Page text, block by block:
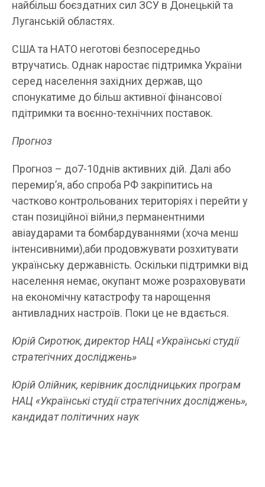
найбільш боєздатних сил ЗСУ в Донецькій та
Луганській областях.
США та НАТО неготові безпосередньо
втручатись. Однак наростає підтримка України
серед населення західних держав, що
спонукатиме до більш активної фінансової
пдітримки та воєнно-технічних поставок.
Прогноз
Прогноз – до7-10днів активних дій. Далі або
перемир’я, або спроба РФ закріпитись на
частково контрольованих територіях і перейти у
стан позиційної війни,з перманентними
авіаударами та бомбардуваннями (хоча менш
інтенсивними),аби продовжувати розхитувати
українську державність. Оскільки підтримки від
населення немає, окупант може розраховувати
на економічну катастрофу та нарощення
антивладних настроїв. Поки це не вдається.
Юрій Сиротюк, директор НАЦ «Українські студії
стратегічних досліджень»
Юрій Олійник, керівник дослідницьких програм
НАЦ «Українські студії стратегічних досліджень»,
кандидат політичних наук